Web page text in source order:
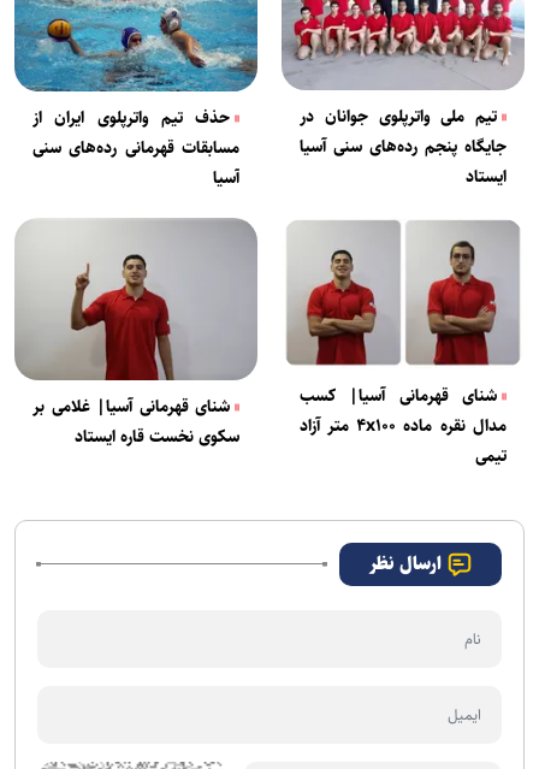
تیم ملی واترپلوی جوانان در
جایگاه پنجم رده‌های سنی آسیا
ایستاد
حذف تیم واترپلوی ایران از
مسابقات قهرمانی رده‌های سنی
آسیا
شنای قهرمانی آسیا| کسب
مدال نقره ماده ۴x۱۰۰ متر آزاد
تیمی
شنای قهرمانی آسیا| غلامی بر
سکوی نخست قاره ایستاد
ارسال نظر